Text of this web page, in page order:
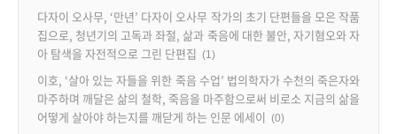
다자이 오사무, ‘만년’ 다자이 오사무 작가의 초기 단편들을 모은 작품
집으로, 청년기의 고독과 좌절, 삶과 죽음에 대한 불안, 자기혐오와 자
아 탐색을 자전적으로 그린 단편집 (1)
이호, ‘살아 있는 자들을 위한 죽음 수업’ 법의학자가 수천의 죽은자와
마주하며 깨달은 삶의 철학, 죽음을 마주함으로써 비로소 지금의 삶을
어떻게 살아야 하는지를 깨닫게 하는 인문 에세이 (0)